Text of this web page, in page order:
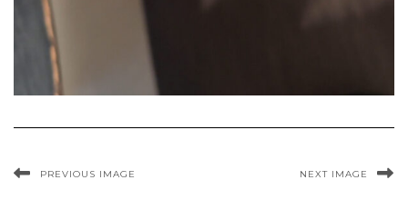
PREVIOUS IMAGE NEXT IMAGE